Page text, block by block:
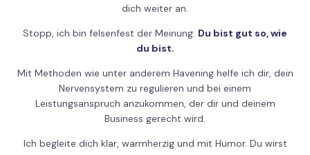
dich weiter an.
Stopp, ich bin felsenfest der Meinung: Du bist gut so, wie
du bist.
Mit Methoden wie unter anderem Havening helfe ich dir, dein
Nervensystem zu regulieren und bei einem
Leistungsanspruch anzukommen, der dir und deinem
Business gerecht wird.
Ich begleite dich klar, warmherzig und mit Humor. Du wirst